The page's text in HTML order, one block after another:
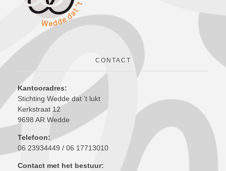
CONTACT
Kantooradres:
Stichting Wedde dat ’t lukt
Kerkstraat 12
9698 AR Wedde
Telefoon:
06 23934449 / 06 17713010
Contact met het bestuur: